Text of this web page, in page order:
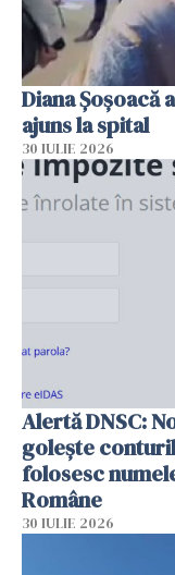
Diana Șoșoacă
ajuns la spital
30 IULIE 2026
Alertă DNSC:
golește
folosesc
Române
30 IULIE 2026